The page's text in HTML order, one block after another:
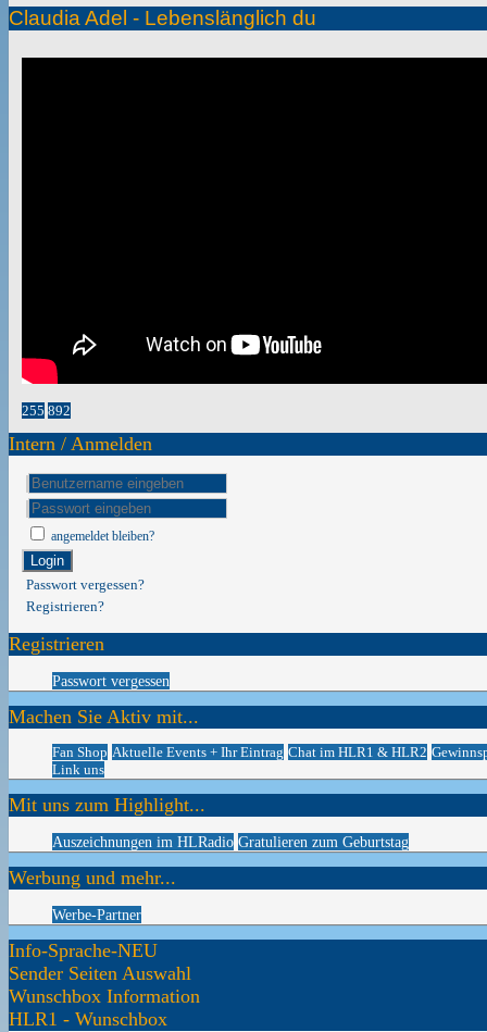
Claudia Adel - Lebenslänglich du
255 892
Intern / Anmelden
angemeldet bleiben?
Login
Passwort vergessen?
Registrieren?
Registrieren
Passwort vergessen
Machen Sie Aktiv mit...
Fan Shop Aktuelle Events + Ihr Eintrag Chat im HLR1 & HLR2
Link uns
Mit uns zum Highlight...
Auszeichnungen im HLRadio Gratulieren zum Geburtstag
Werbung und mehr...
Werbe-Partner
Info-Sprache-NEU
Sender Seiten Auswahl
Wunschbox Information
HLR1 - Wunschbox